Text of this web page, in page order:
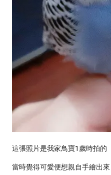
這張照片是我家鳥寶1歲時拍的
當時覺得可愛便想親自手繪出來